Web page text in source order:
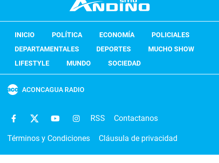
INICIO POLÍTICA ECONOMÍA
POLICIALES
DEPARTAMENTALES
DEPORTES
MUCHO SHOW
LIFESTYLE
MUNDO SOCIEDAD
ACONCAGUA RADIO
RSS Contactanos
Términos y Condiciones Cláusula de privacidad